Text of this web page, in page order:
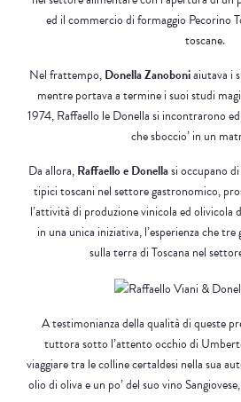
ed il commercio di formaggio Pecorino
toscane.
Nel frattempo,Donella Zanoboniaiutava i
mentre portava a termine i suoi studi
1974, Raffaello le Donella si incontrarono
che sboccio’ in un
Da allora,Raffaello e Donellasi occupano
tipici toscani nel settore gastronomico,
l’attività di produzione vinicola ed olivicola
in una unica iniziativa, l’esperienza che
sulla terra di Toscana nel
A testimonianza della qualità di queste
tuttora sotto l’attento occhio di
viaggiare tra le colline certaldesi nella sua
olio di oliva e un po’ del suo vino